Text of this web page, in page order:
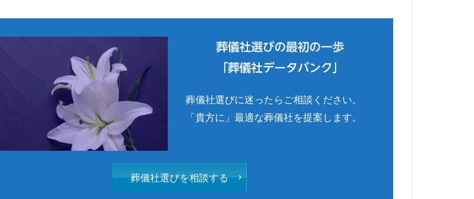
葬儀社選びの最初の一歩
「葬儀社データバンク」
葬儀社選びに迷ったらご相談ください。
「貴方に」最適な葬儀社を提案します。
葬儀社選びを相談する